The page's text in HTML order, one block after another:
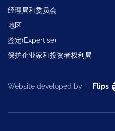
经理局和委员会
地区
鉴定(Expertise)
保护企业家和投资者权利局
Website developed by — Flips